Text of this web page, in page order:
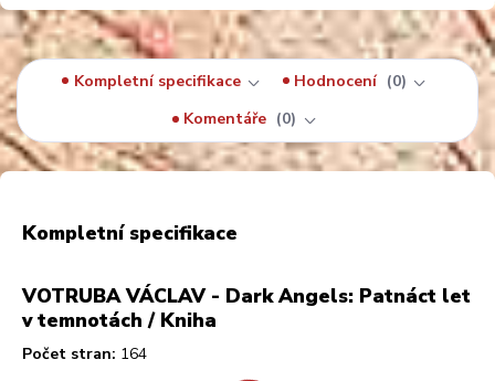
Kompletní specifikace Hodnocení
0
Komentáře
0
Kompletní specifikace
VOTRUBA VÁCLAV - Dark Angels: Patnáct let
v temnotách / Kniha
Počet stran: 164